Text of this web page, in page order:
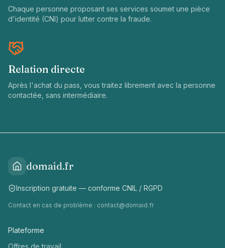
Chaque personne proposant ses services soumet une pièce
d'identité (CNI) pour lutter contre la fraude.
Relation directe
Après l'achat du pass, vous traitez librement avec la personne
contactée, sans intermédiaire.
domaid.fr
Inscription gratuite — conforme CNIL / RGPD
Contact en cas de problème : contact@domaid.fr
Plateforme